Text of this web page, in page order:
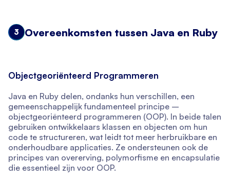
3 Overeenkomsten tussen Java en Ruby
Objectgeoriënteerd Programmeren
Java en Ruby delen, ondanks hun verschillen, een
gemeenschappelijk fundamenteel principe –
objectgeoriënteerd programmeren (OOP). In beide talen
gebruiken ontwikkelaars klassen en objecten om hun
code te structureren, wat leidt tot meer herbruikbare en
onderhoudbare applicaties. Ze ondersteunen ook de
principes van overerving, polymorfisme en encapsulatie
die essentieel zijn voor OOP.